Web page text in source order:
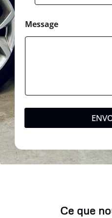
Message
Ce que